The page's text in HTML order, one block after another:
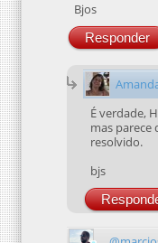
Bjos
Responder
É verdade,
mas
resolvido.
bjs